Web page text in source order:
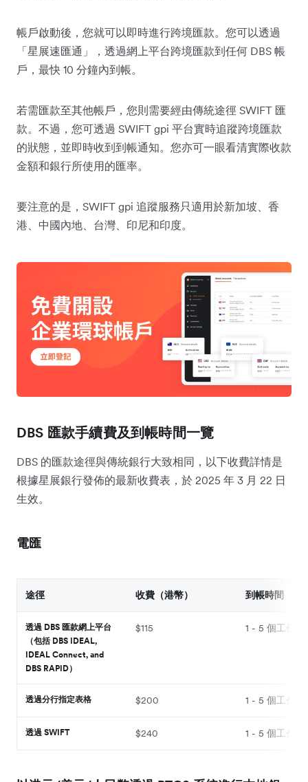
帳戶啟動後，您就可以即時進行跨境匯款。您可以透過
「星展速匯通」，透過網上平台跨境匯款到任何 DBS 帳
戶，最快 10 分鐘內到帳。
若需匯款至其他帳戶，您則需要經由傳統途徑 SWIFT 匯
款。不過，您可透過 SWIFT gpi 平台實時追蹤跨境匯款
的狀態，並即時收到到帳通知。您亦可一眼看清實際收款
金額和銀行所使用的匯率。
要注意的是，SWIFT gpi 追蹤服務只適用於新加坡、香
港、中國內地、台灣、印尼和印度。
DBS 匯款手續費及到帳時間一覽
DBS 的匯款途徑與傳統銀行大致相同，以下收費詳情是
根據星展銀行發佈的最新收費表，於 2025 年 3 月 22 日
生效。
電匯
途徑 收費（港幣） 到帳時間
透過 DBS 匯款網上平台
（包括 DBS IDEAL,
IDEAL Connect, and
DBS RAPID）
$115 1 - 5 個工作天
透過分行指定表格 $200 1 - 5 個工作天
透過 SWIFT $240 1 - 5 個工作天